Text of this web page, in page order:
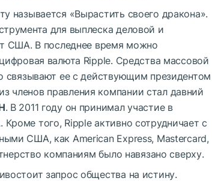
называется «Вырастить своего дракона».
для выплеска деловой и
США. В последнее время можно
валюта Ripple. Средства массовой
связывают ее с действующим президентом
членов правления компании стал давний
. В 2011 году он принимал участие в
. Кроме того, Ripple активно сотрудничает с
США, как American Express, Mastercard,
компаниям было навязано сверху.
запрос общества на истину.